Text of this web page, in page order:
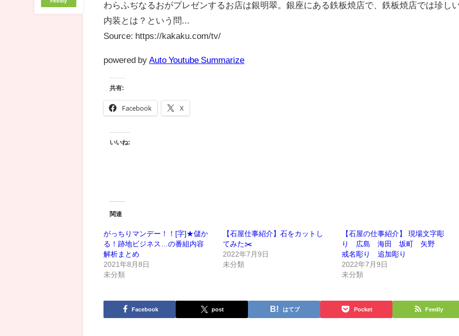
わらふぢなるおがプレゼンするお店は銀明翠。銀座にある鉄板焼店で、鉄板焼店では珍し
内装とは？という問...
Source: https://kakaku.com/tv/
powered by Auto Youtube Summarize
共有:
Facebook X
いいね:
関連
がっちりマンデー！！[字]★儲か
る！跡地ビジネス…の番組内容
解析まとめ
2021年8月8日
未分類
【石屋仕事紹介】石をカットし
てみた✂️
2022年7月9日
未分類
【石屋の仕事紹介】 現場文字彫
り 広島 海田 坂町 矢野
戒名彫り 追加彫り
2022年7月9日
未分類
Facebook post はてブ Pocket Feedly